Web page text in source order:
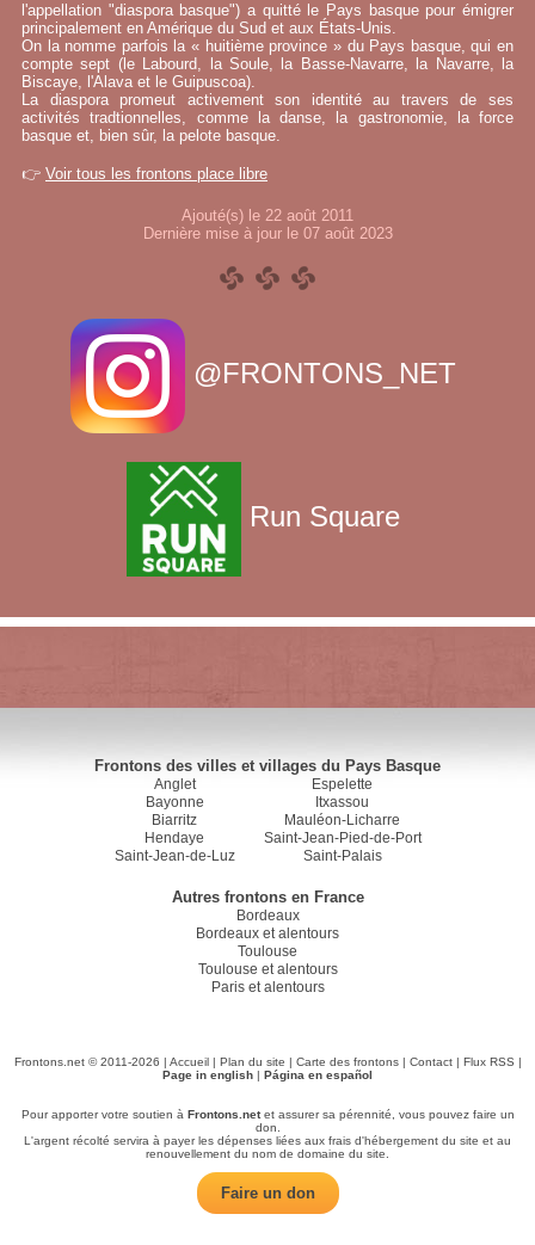
l'appellation "diaspora basque") a quitté le Pays basque pour émigrer
principalement en Amérique du Sud et aux États-Unis.
On la nomme parfois la « huitième province » du Pays basque, qui en
compte sept (le Labourd, la Soule, la Basse-Navarre, la Navarre, la
Biscaye, l'Alava et le Guipuscoa).
La diaspora promeut activement son identité au travers de ses
activités tradtionnelles, comme la danse, la gastronomie, la force
basque et, bien sûr, la pelote basque.
👉 Voir tous les frontons place libre
Ajouté(s) le 22 août 2011
Dernière mise à jour le 07 août 2023
@FRONTONS_NET
Run Square
Frontons des villes et villages du Pays Basque
Anglet
Bayonne
Biarritz
Hendaye
Saint-Jean-de-Luz
Espelette
Itxassou
Mauléon-Licharre
Saint-Jean-Pied-de-Port
Saint-Palais
Autres frontons en France
Bordeaux
Bordeaux et alentours
Toulouse
Toulouse et alentours
Paris et alentours
Frontons.net © 2011-2026 | Accueil| Plan du site | Carte des frontons| Contact| Flux RSS |
Page in english | Página en español
Pour apporter votre soutien à Frontons.netet assurer sa pérennité, vous pouvez faire un
don.
L'argent récolté servira à payer les dépenses liées aux frais d'hébergement du site et au
renouvellement du nom de domaine du site.
Faire un don